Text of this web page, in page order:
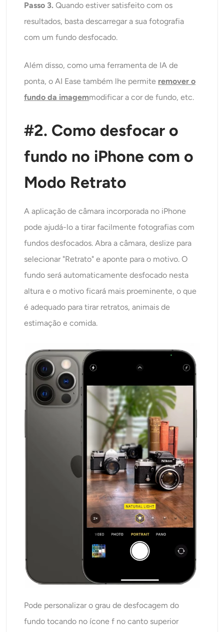
Passo 3.Quando estiver satisfeito com os
resultados, basta descarregar a sua fotografia
com um fundo desfocado.
Além disso, como uma ferramenta de IA de
ponta, o AI Ease também lhe permite remover o
fundo da imagemmodificar a cor de fundo, etc.
#2. Como desfocar o
fundo no iPhone com o
Modo Retrato
A aplicação de câmara incorporada no iPhone
pode ajudá-lo a tirar facilmente fotografias com
fundos desfocados. Abra a câmara, deslize para
selecionar "Retrato" e aponte para o motivo. O
fundo será automaticamente desfocado nesta
altura e o motivo ficará mais proeminente, o que
é adequado para tirar retratos, animais de
estimação e comida.
Pode personalizar o grau de desfocagem do
fundo tocando no ícone f no canto superior